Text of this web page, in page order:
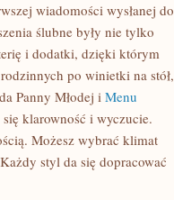
wiadomości wysłanej do
ślubne były nie tylko
i dodatki, dzięki którym
po winietki na stół,
Panny Młodej i Menu
klarowność i wyczucie.
Możesz wybrać klimat
styl da się dopracować